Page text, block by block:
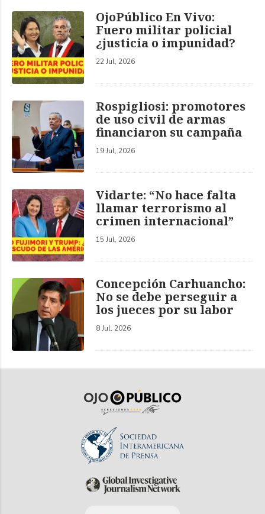
OjoPúblico En Vivo:
Fuero militar policial
¿justicia o impunidad?
22 Jul, 2026
Rospigliosi: promotores
de uso civil de armas
financiaron su campaña
19 Jul, 2026
Vidarte: “No hace falta
llamar terrorismo al
crimen internacional”
15 Jul, 2026
Concepción Carhuancho:
No se debe perseguir a
los jueces por su labor
8 Jul, 2026